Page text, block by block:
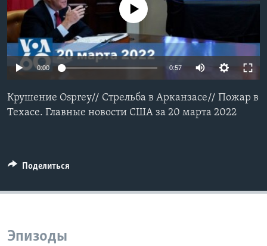
Learning English
СОЦИАЛЬНЫЕ СЕТИ
Языки
No media source currently available
0:00 0:57
Крушение Osprey// Стрельба в Арканзасе// Пожар в
Техасе. Главные новости США за 20 марта 2022
Поделиться
Эпизоды